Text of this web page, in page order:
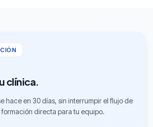
clínica.
hace en 30 días, sin interrumpir el flujo de
directa para tu equipo.